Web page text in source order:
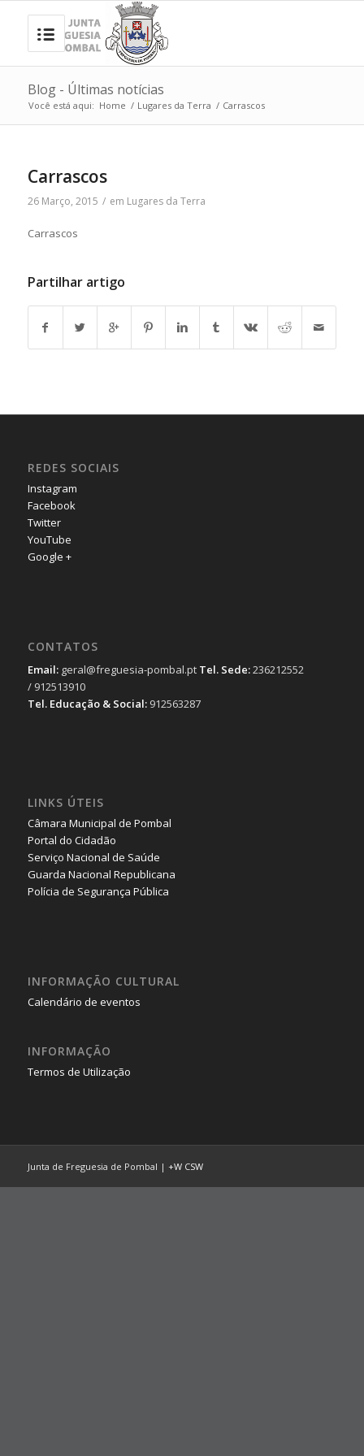
Blog - Últimas notícias
Você está aqui: Home / Lugares da Terra / Carrascos
Carrascos
26 Março, 2015 / em Lugares da Terra
Carrascos
Partilhar artigo
REDES SOCIAIS
Instagram
Facebook
Twitter
YouTube
Google +
CONTATOS
Email:geral@freguesia-pombal.pt Tel. Sede:236212552
/ 912513910
Tel. Educação & Social: 912563287
LINKS ÚTEIS
Câmara Municipal de Pombal
Portal do Cidadão
Serviço Nacional de Saúde
Guarda Nacional Republicana
Polícia de Segurança Pública
INFORMAÇÃO CULTURAL
Calendário de eventos
INFORMAÇÃO
Termos de Utilização
Junta de Freguesia de Pombal | +W CSW